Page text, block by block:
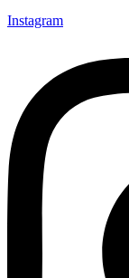
Instagram